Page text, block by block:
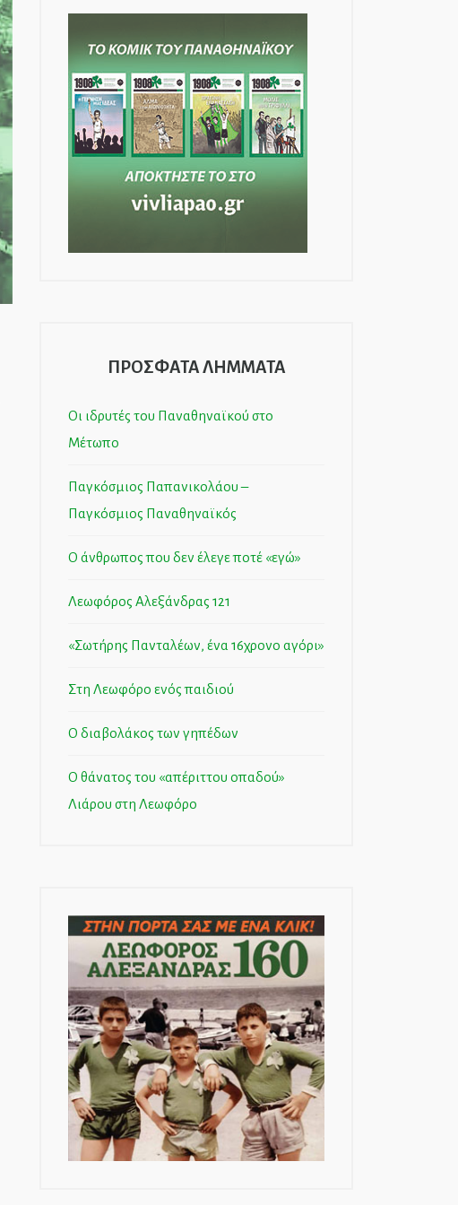
ΠΡΟΣΦΑΤΑ ΛΗΜΜΑΤΑ
Οι ιδρυτές του Παναθηναϊκού στο
Μέτωπο
Παγκόσμιος Παπανικολάου –
Παγκόσμιος Παναθηναϊκός
Ο άνθρωπος που δεν έλεγε ποτέ «εγώ»
Λεωφόρος Αλεξάνδρας 121
«Σωτήρης Πανταλέων, ένα 16χρονο αγόρι»
Στη Λεωφόρο ενός παιδιού
Ο διαβολάκος των γηπέδων
Ο θάνατος του «απέριττου οπαδού»
Λιάρου στη Λεωφόρο